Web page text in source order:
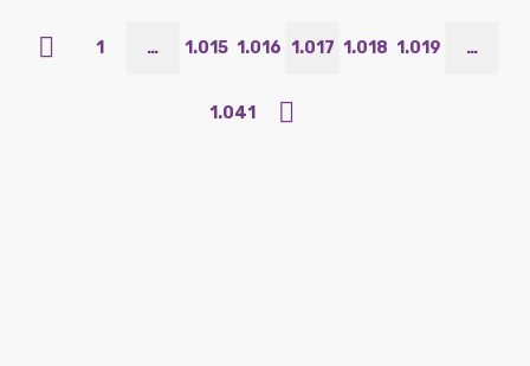
1 … 1.015 1.016 1.017 1.018 1.019 …
1.041